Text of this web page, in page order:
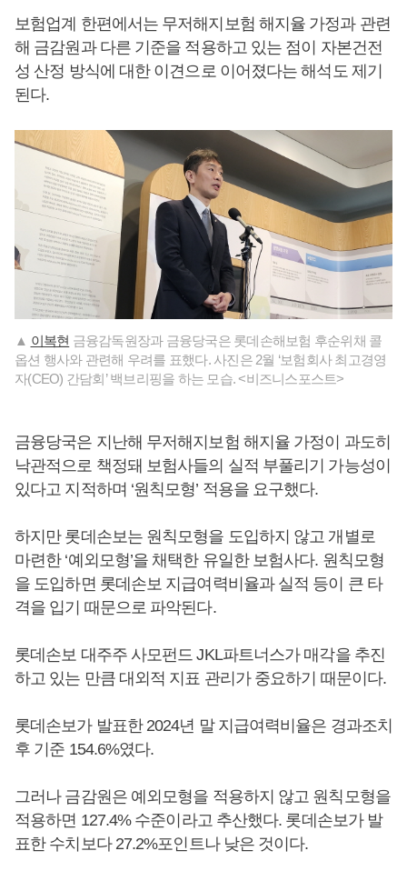
보험업계 한편에서는 무저해지보험 해지율 가정과 관련
해 금감원과 다른 기준을 적용하고 있는 점이 자본건전
성 산정 방식에 대한 이견으로 이어졌다는 해석도 제기
된다.
▲ 이복현 금융감독원장과 금융당국은 롯데손해보험 후순위채 콜
옵션 행사와 관련해 우려를 표했다. 사진은 2월 ‘보험회사 최고경영
자(CEO) 간담회’ 백브리핑을 하는 모습. <비즈니스포스트>
금융당국은 지난해 무저해지보험 해지율 가정이 과도히
낙관적으로 책정돼 보험사들의 실적 부풀리기 가능성이
있다고 지적하며 ‘원칙모형’ 적용을 요구했다.
하지만 롯데손보는 원칙모형을 도입하지 않고 개별로
마련한 ‘예외모형’을 채택한 유일한 보험사다. 원칙모형
을 도입하면 롯데손보 지급여력비율과 실적 등이 큰 타
격을 입기 때문으로 파악된다.
롯데손보 대주주 사모펀드 JKL파트너스가 매각을 추진
하고 있는 만큼 대외적 지표 관리가 중요하기 때문이다.
롯데손보가 발표한 2024년 말 지급여력비율은 경과조치
후 기준 154.6%였다.
그러나 금감원은 예외모형을 적용하지 않고 원칙모형을
적용하면 127.4% 수준이라고 추산했다. 롯데손보가 발
표한 수치보다 27.2%포인트나 낮은 것이다.